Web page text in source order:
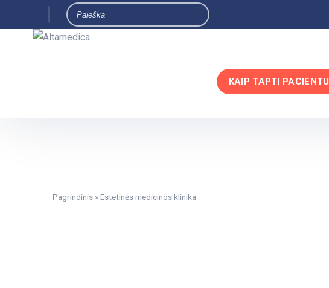
KAIP TAPTI PACIENTU
Pagrindinis »Estetinės medicinos klinika